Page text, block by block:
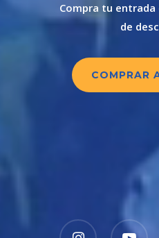
Compra tu entrada
de
COMPRAR